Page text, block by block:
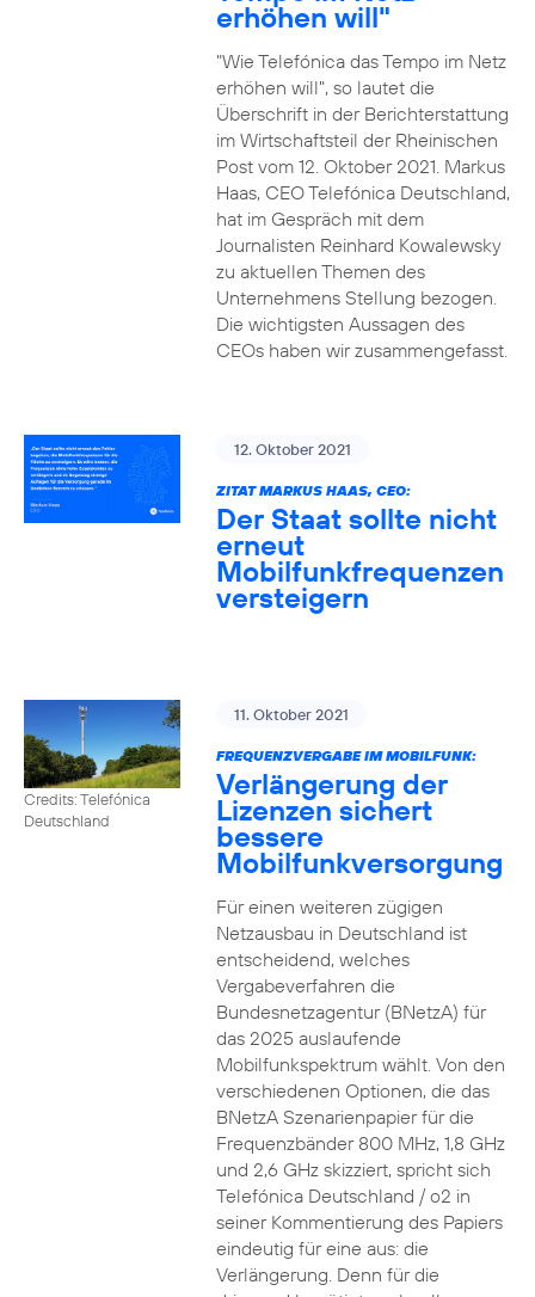
erhöhen will"
"Wie Telefónica das Tempo im Netz
erhöhen will", so lautet die
Überschrift in der Berichterstattung
im Wirtschaftsteil der Rheinischen
Post vom 12. Oktober 2021. Markus
Haas, CEO Telefónica Deutschland,
hat im Gespräch mit dem
Journalisten Reinhard Kowalewsky
zu aktuellen Themen des
Unternehmens Stellung bezogen.
Die wichtigsten Aussagen des
CEOs haben wir zusammengefasst.
12. Oktober 2021
ZITAT MARKUS HAAS, CEO:
Der Staat sollte nicht
erneut
Mobilfunkfrequenzen
versteigern
Credits: Telefónica
Deutschland
11. Oktober 2021
FREQUENZVERGABE IM MOBILFUNK:
Verlängerung der
Lizenzen sichert
bessere
Mobilfunkversorgung
Für einen weiteren zügigen
Netzausbau in Deutschland ist
entscheidend, welches
Vergabeverfahren die
Bundesnetzagentur (BNetzA) für
das 2025 auslaufende
Mobilfunkspektrum wählt. Von den
verschiedenen Optionen, die das
BNetzA Szenarienpapier für die
Frequenzbänder 800 MHz, 1,8 GHz
und 2,6 GHz skizziert, spricht sich
Telefónica Deutschland / o2 in
seiner Kommentierung des Papiers
eindeutig für eine aus: die
Verlängerung. Denn für die